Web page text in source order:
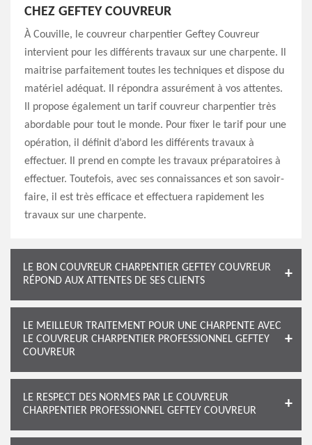
CHEZ GEFTEY COUVREUR
À Couville, le couvreur charpentier Geftey Couvreur
intervient pour les différents travaux sur une charpente. Il
maitrise parfaitement toutes les techniques et dispose du
matériel adéquat. Il répondra assurément à vos attentes.
Il propose également un tarif couvreur charpentier très
abordable pour tout le monde. Pour fixer le tarif pour une
opération, il définit d’abord les différents travaux à
effectuer. Il prend en compte les travaux préparatoires à
effectuer. Toutefois, avec ses connaissances et son savoir-
faire, il est très efficace et effectuera rapidement les
travaux sur une charpente.
LE BON COUVREUR CHARPENTIER GEFTEY COUVREUR
RÉPOND AUX ATTENTES DE SES CLIENTS
LE MEILLEUR TRAITEMENT POUR UNE CHARPENTE AVEC
LE COUVREUR CHARPENTIER PROFESSIONNEL GEFTEY
COUVREUR
LE RESPECT DES NORMES PAR LE COUVREUR
CHARPENTIER PROFESSIONNEL GEFTEY COUVREUR